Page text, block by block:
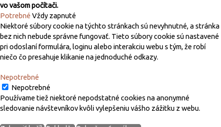
vo vašom počítači.
Potrebné Vždy zapnuté
Niektoré súbory cookie na týchto stránkach sú nevyhnutné, a stránka
bez nich nebude správne fungovať. Tieto súbory cookie sú nastavené
pri odoslaní formulára, loginu alebo interakciu webu s tým, že robí
niečo čo presahuje klikanie na jednoduché odkazy.
Nepotrebné
Nepotrebné
Používame tiež niektoré nepodstatné cookies na anonymné
sledovanie návštevníkov kvôli vylepšeniu vášho zážitku z webu.